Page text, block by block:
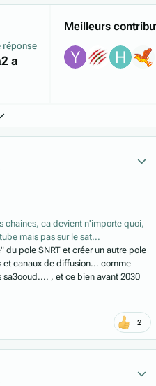
réponse
2 a
Meilleurs
topic overview
chaines, ca devient n'importe quoi,
mais pas sur le sat...
pole SNRT et créer un autre pole
et canaux de diffusion... comme
sa3ooud.... , et ce bien avant 2030
2